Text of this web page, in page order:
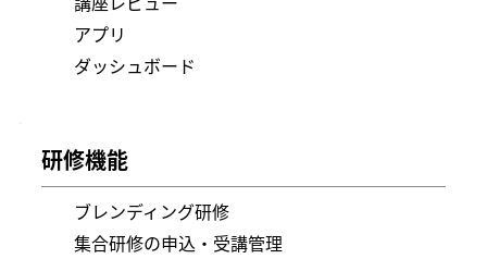
アプリ
ダッシュボード
研修機能
ブレンディング研修
集合研修の申込・受講管理